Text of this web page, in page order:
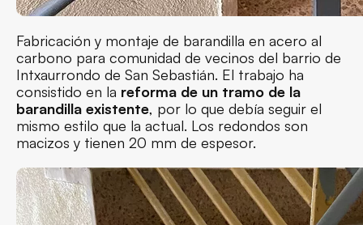
Fabricación y montaje de barandilla en acero al
carbono para comunidad de vecinos del barrio de
Intxaurrondo de San Sebastián. El trabajo ha
consistido en la reforma de un tramo de la
barandilla existente, por lo que debía seguir el
mismo estilo que la actual. Los redondos son
macizos y tienen 20 mm de espesor.